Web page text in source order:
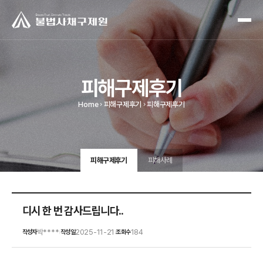
피해구제후기
Home 피해구제후기 피해구제후기
피해구제후기 피해사례
디시 한 번 감사드립니다..
작성자박**** 작성일2025-11-21 |조회수184